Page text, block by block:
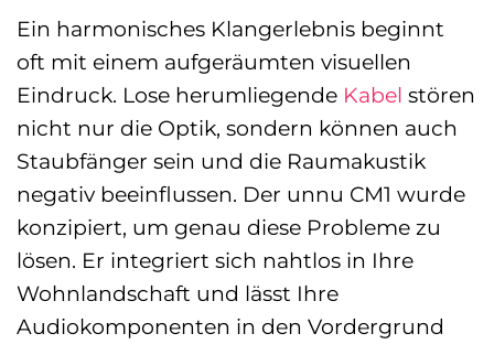
Ein harmonisches Klangerlebnis beginnt
oft mit einem aufgeräumten visuellen
Eindruck. Lose herumliegende Kabel stören
nicht nur die Optik, sondern können auch
Staubfänger sein und die Raumakustik
negativ beeinflussen. Der unnu CM1 wurde
konzipiert, um genau diese Probleme zu
lösen. Er integriert sich nahtlos in Ihre
Wohnlandschaft und lässt Ihre
Audiokomponenten in den Vordergrund